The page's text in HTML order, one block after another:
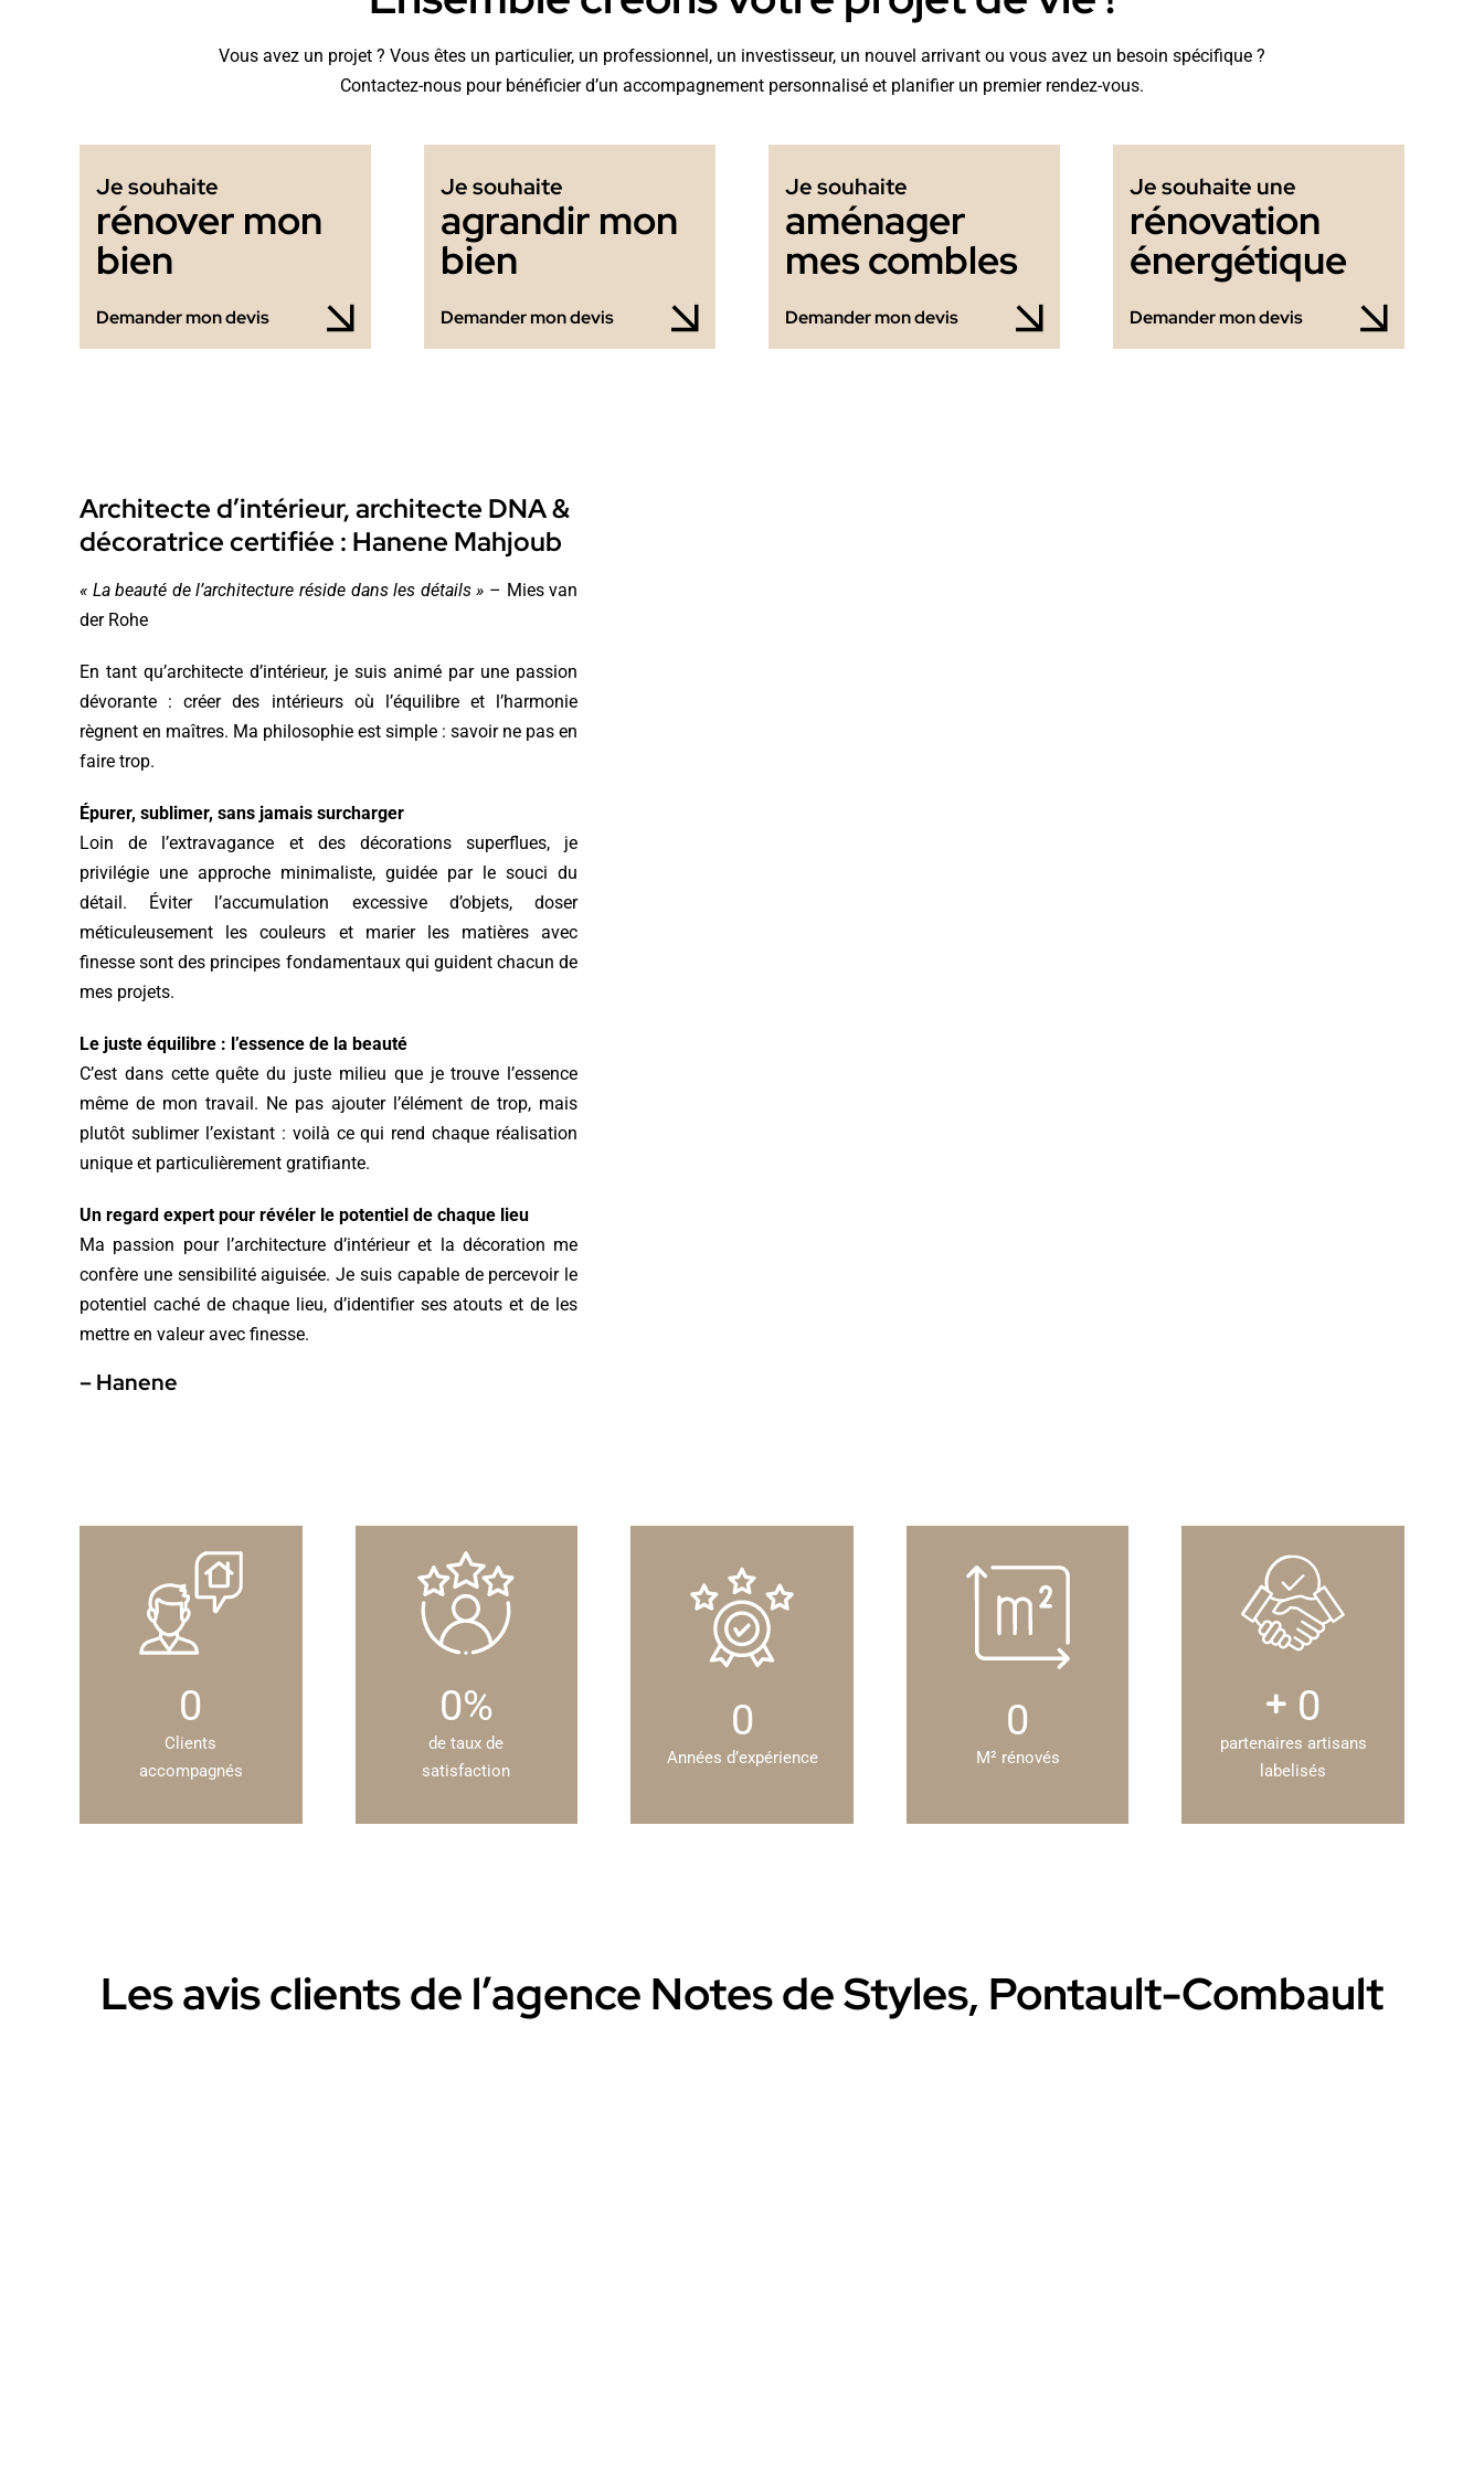
Vous avez un projet ? Vous êtes un particulier, un professionnel, un investisseur, un nouvel arrivant ou vous avez un besoin spécifique ?
Contactez-nous pour bénéficier d’un accompagnement personnalisé et planifier un premier rendez-vous.
Je souhaite
rénover mon
bien
Demander mon devis
Je souhaite
agrandir mon
bien
Demander mon devis
Je souhaite
aménager
mes combles
Demander mon devis
Je souhaite une
rénovation
énergétique
Demander mon devis
Architecte d’intérieur, architecte DNA &
décoratrice certifiée : Hanene Mahjoub
« La beauté de l’architecture réside dans les détails » – Mies van
der Rohe
En tant qu’architecte d’intérieur, je suis animé par une passion
dévorante : créer des intérieurs où l’équilibre et l’harmonie
règnent en maîtres. Ma philosophie est simple : savoir ne pas en
faire trop.
Épurer, sublimer, sans jamais surcharger
Loin de l’extravagance et des décorations superflues, je
privilégie une approche minimaliste, guidée par le souci du
détail. Éviter l’accumulation excessive d’objets, doser
méticuleusement les couleurs et marier les matières avec
finesse sont des principes fondamentaux qui guident chacun de
mes projets.
Le juste équilibre : l’essence de la beauté
C’est dans cette quête du juste milieu que je trouve l’essence
même de mon travail. Ne pas ajouter l’élément de trop, mais
plutôt sublimer l’existant : voilà ce qui rend chaque réalisation
unique et particulièrement gratifiante.
Un regard expert pour révéler le potentiel de chaque lieu
Ma passion pour l’architecture d’intérieur et la décoration me
confère une sensibilité aiguisée. Je suis capable de percevoir le
potentiel caché de chaque lieu, d’identifier ses atouts et de les
mettre en valeur avec finesse.
– Hanene
0
Clients
accompagnés
0%
de taux de
satisfaction
0
Années d’expérience
0
M² rénovés
0
partenaires artisans
labelisés
Les avis clients de l’agence Notes de Styles, Pontault-Combault